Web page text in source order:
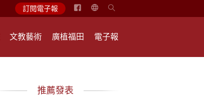
訂閱電子報
简
中
文教藝術 廣植福田 電子報
推薦發表